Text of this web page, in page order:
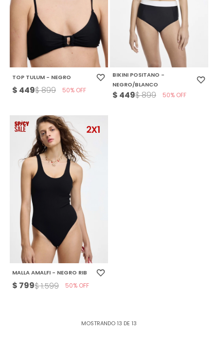
TOP TULUM - NEGRO
$ 449$899 50
BIKINI POSITANO -
NEGRO/BLANCO
$ 449$899 50
MALLA AMALFI - NEGRO RIB
$ 799$1.599 50
MOSTRANDO 13 DE 13